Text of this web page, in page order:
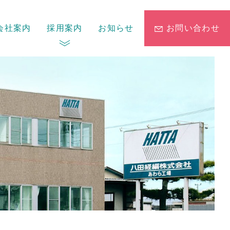
社案内 採用案内 お知らせ お問い合わせ